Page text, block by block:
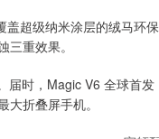
超级纳米涂层的绒马环
重效果。
时，Magic V6 全球首
折叠屏手机。